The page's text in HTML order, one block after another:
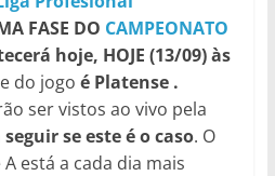
FASE DO CAMPEONATO
hoje, HOJE (13/09) às
do jogo é Platense .
ser vistos ao vivo pela
se este é o caso. O
está a cada dia mais